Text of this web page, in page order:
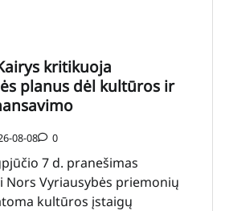
kritikuoja
planus dėl kultūros ir
08-08 0
7 d. pranešimas
Nors Vyriausybės priemonių
kultūros įstaigų